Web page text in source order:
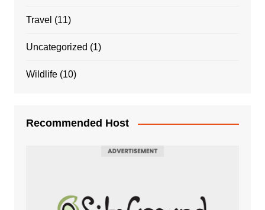
Travel (11)
Uncategorized (1)
Wildlife(10)
Recommended Host